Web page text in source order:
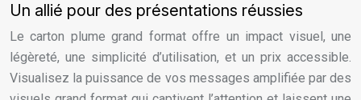
Un allié pour des présentations réussies
Le carton plume grand format offre un impact visuel, une
légèreté, une simplicité d’utilisation, et un prix accessible.
Visualisez la puissance de vos messages amplifiée par des